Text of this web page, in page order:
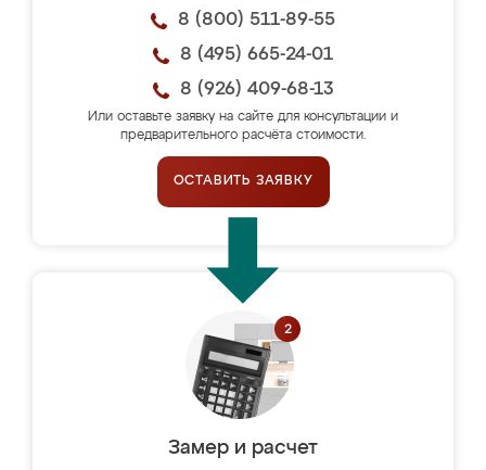
8 (800) 511-89-55
8 (495) 665-24-01
8 (926) 409-68-13
Или оставьте заявку на сайте для консультации и
предварительного расчёта стоимости.
ОСТАВИТЬ ЗАЯВКУ
Замер и расчет